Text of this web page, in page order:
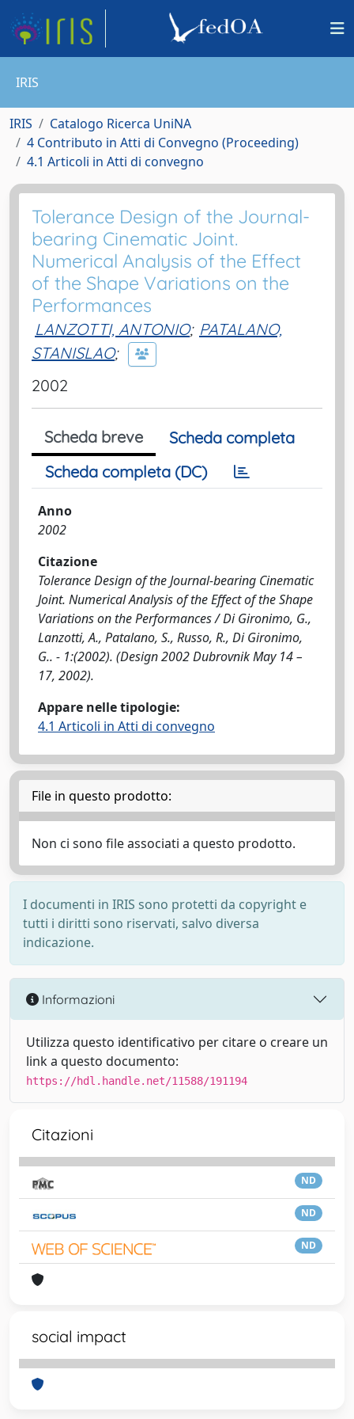
IRIS
IRIS
Catalogo Ricerca UniNA
4 Contributo in Atti di Convegno (Proceeding)
4.1 Articoli in Atti di convegno
Tolerance Design of the Journal-
bearing Cinematic Joint.
Numerical Analysis of the Effect
of the Shape Variations on the
Performances
LANZOTTI, ANTONIO; PATALANO,
STANISLAO;
2002
Scheda breve
Scheda completa
Scheda completa (DC)
Anno
2002
Citazione
Tolerance Design of the Journal-bearing Cinematic
Joint. Numerical Analysis of the Effect of the Shape
Variations on the Performances / Di Gironimo, G.,
Lanzotti, A., Patalano, S., Russo, R., Di Gironimo,
G.. - 1:(2002). (Design 2002 Dubrovnik May 14 –
17, 2002).
Appare nelle tipologie:
4.1 Articoli in Atti di convegno
File in questo prodotto:
Non ci sono file associati a questo prodotto.
I documenti in IRIS sono protetti da copyright e
tutti i diritti sono riservati, salvo diversa
indicazione.
Informazioni
Utilizza questo identificativo per citare o creare un
link a questo documento:
https://hdl.handle.net/11588/191194
Citazioni
ND
ND
ND
social impact